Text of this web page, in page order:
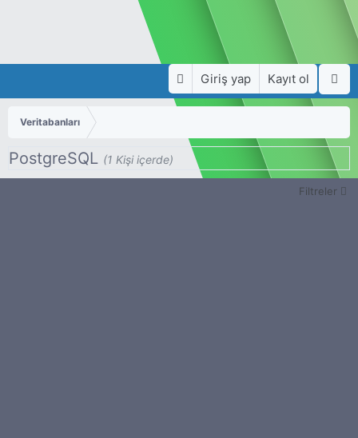
Giriş yap Kayıt ol
Veritabanları
PostgreSQL (1 Kişi içerde)
Filtreler